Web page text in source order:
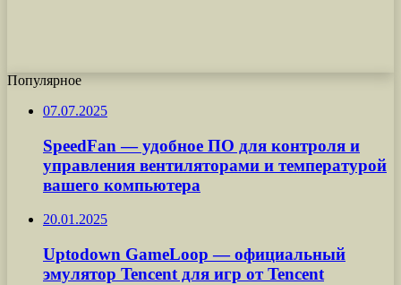
Популярное
07.07.2025
SpeedFan — удобное ПО для контроля и
управления вентиляторами и температурой
вашего компьютера
20.01.2025
Uptodown GameLoop — официальный
эмулятор Tencent для игр от Tencent